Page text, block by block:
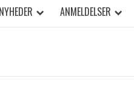
NYHEDER ANMELDELSER